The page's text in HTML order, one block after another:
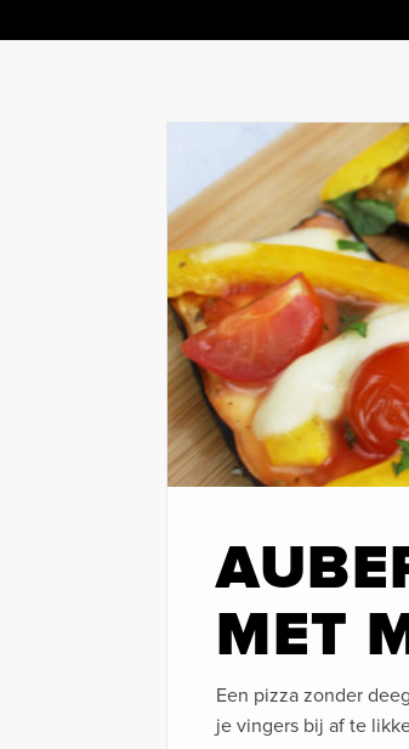
MET
Een pizza zonder
je vingers bij af te